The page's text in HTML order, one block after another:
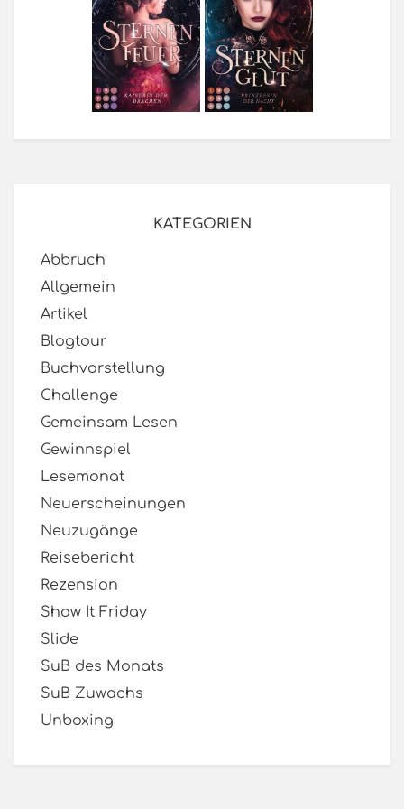
KATEGORIEN
Abbruch
Allgemein
Artikel
Blogtour
Buchvorstellung
Challenge
Gemeinsam Lesen
Gewinnspiel
Lesemonat
Neuerscheinungen
Neuzugänge
Reisebericht
Rezension
Show It Friday
Slide
SuB des Monats
SuB Zuwachs
Unboxing